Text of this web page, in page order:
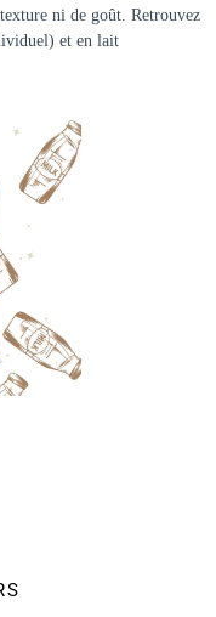
ni de goût. Retrouvez
et en lait